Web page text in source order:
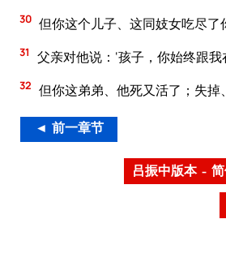
30 但你这个儿子、这同妓女吃尽了
31 父亲对他说：‘孩子，你始终跟我
32 但你这弟弟、他死又活了；失掉
◄ 前一章节
吕振中版本 – 简